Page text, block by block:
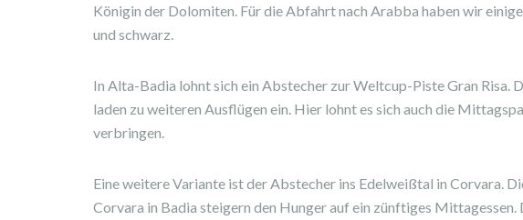
Königin der Dolomiten. Für die Abfahrt nach Arabba haben wir
und schwarz.
In Alta-Badia lohnt sich ein Abstecher zur Weltcup-Piste Gran Risa.
laden zu weiteren Ausflügen ein. Hier lohnt es sich auch die
verbringen.
Eine weitere Variante ist der Abstecher ins Edelweißtal in Corvara.
Corvara in Badia steigern den Hunger auf ein zünftiges